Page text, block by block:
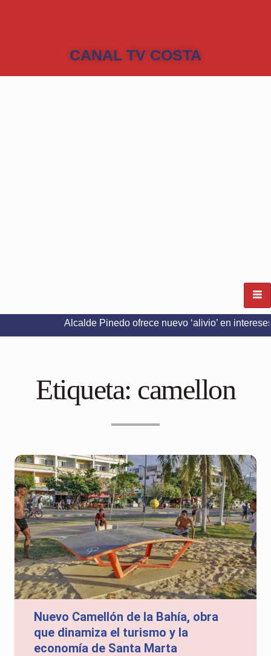
CANAL TV COSTA
Alcalde Pinedo ofrece nuevo ‘alivio’ en intereses del
Etiqueta: camellon
Nuevo Camellón de la Bahía, obra
que dinamiza el turismo y la
economía de Santa Marta